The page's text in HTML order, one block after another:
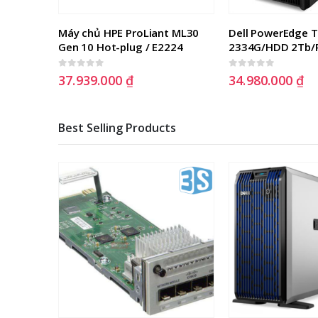
Dell PowerEdge T150 4×3.5″ (
2334G/HDD 2Tb/Ram 8Gb )
0out of 5
34.980.000 ₫
Máy Chủ HPE
4210R
0out of 5
50.490.000 ₫
Best Selling Products